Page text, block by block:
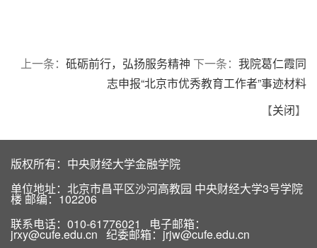
上一条： 砥砺前行，弘扬服务精神 下一条： 我院葛仁霞同
志申报“北京市优秀教育工作者”事迹材料
【关闭】
版权所有：中央财经大学金融学院
单位地址：北京市昌平区沙河高教园 中央财经大学3号学院
楼 邮编：102206
联系电话：010-61776021 电子邮箱：
jrxy@cufe.edu.cn 纪委邮箱：jrjw@cufe.edu.cn